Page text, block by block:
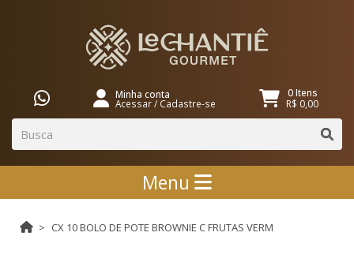
Minha conta
Acessar/ Cadastre-se
0 Itens
R$ 0,00
Menu
CX 10 BOLO DE POTE BROWNIE C FRUTAS VERM